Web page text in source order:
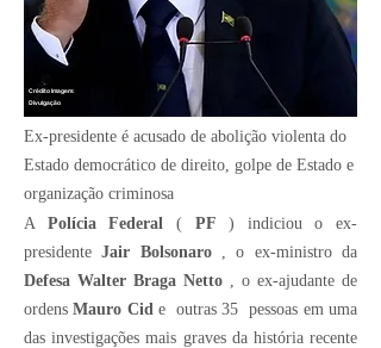
Divulgação
Crédito Imagem:
Ex-presidente é acusado de abolição violenta do
Estado democrático de direito, golpe de Estado e
organização criminosa
A Polícia Federal ( PF ) indiciou o ex-
presidenteJair Bolsonaro,
o ex-ministro da
Defesa Walter Braga Netto , o ex-ajudante de
ordensMauro Cid eoutras 35 pessoas em uma
das investigações mais graves da história recente